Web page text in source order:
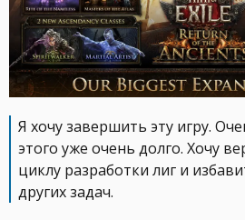
Я хочу завершить эту игру.
этого уже очень долго. Хочу
циклу разработки лиг и
других задач.